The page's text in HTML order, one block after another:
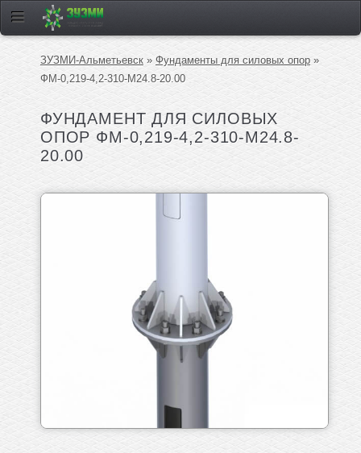
ЗУЗМИ-Альметьевск » Фундаменты для силовых опор »
ФМ-0,219-4,2-310-М24.8-20.00
ФУНДАМЕНТ ДЛЯ СИЛОВЫХ
ОПОР ФМ-0,219-4,2-310-М24.8-
20.00